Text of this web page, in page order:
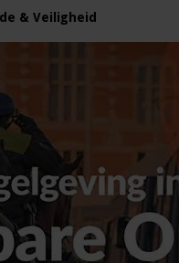
& Veiligheid